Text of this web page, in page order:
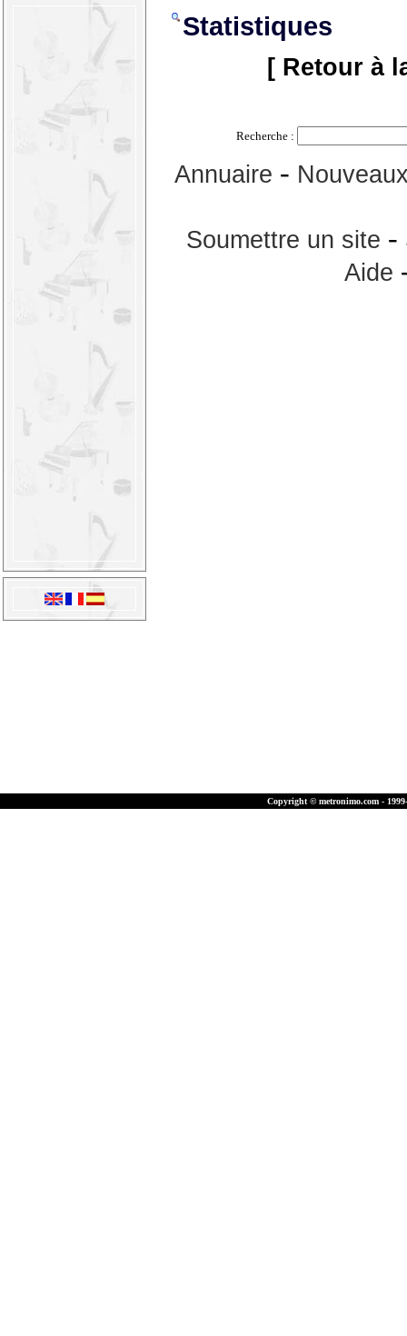
Statistiques
[ Retour à
Recherche :
Annuaire -
Soumettre un site -
Aide
Copyright © metronimo.com -